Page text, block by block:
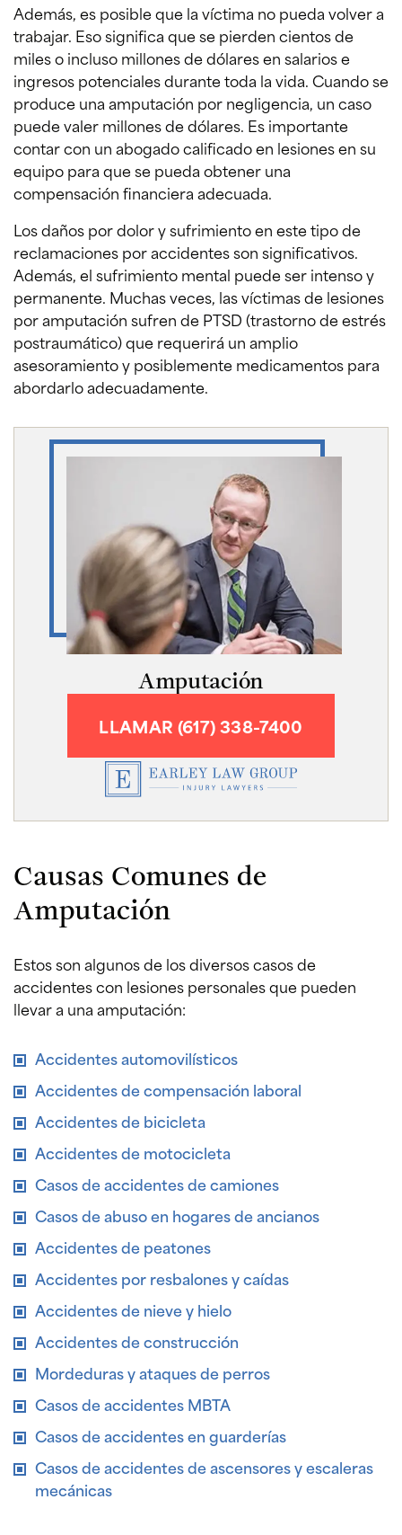
Además, es posible que la víctima no pueda volver a
trabajar. Eso significa que se pierden cientos de
miles o incluso millones de dólares en salarios e
ingresos potenciales durante toda la vida. Cuando se
produce una amputación por negligencia, un caso
puede valer millones de dólares. Es importante
contar con un abogado calificado en lesiones en su
equipo para que se pueda obtener una
compensación financiera adecuada.
Los daños por dolor y sufrimiento en este tipo de
reclamaciones por accidentes son significativos.
Además, el sufrimiento mental puede ser intenso y
permanente. Muchas veces, las víctimas de lesiones
por amputación sufren de PTSD (trastorno de estrés
postraumático) que requerirá un amplio
asesoramiento y posiblemente medicamentos para
abordarlo adecuadamente.
Amputación
LLAMAR (617) 338-7400
Causas Comunes de
Amputación
Estos son algunos de los diversos casos de
accidentes con lesiones personales que pueden
llevar a una amputación:
Accidentes automovilísticos
Accidentes de compensación laboral
Accidentes de bicicleta
Accidentes de motocicleta
Casos de accidentes de camiones
Casos de abuso en hogares de ancianos
Accidentes de peatones
Accidentes por resbalones y caídas
Accidentes de nieve y hielo
Accidentes de construcción
Mordeduras y ataques de perros
Casos de accidentes MBTA
Casos de accidentes en guarderías
Casos de accidentes de ascensores y escaleras
mecánicas